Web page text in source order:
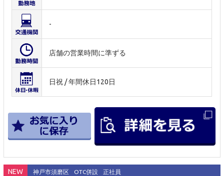
-
店舗の営業時間に準ずる
日祝 / 年間休日120日
NEW 神戸市須磨区 OTC併設 正社員